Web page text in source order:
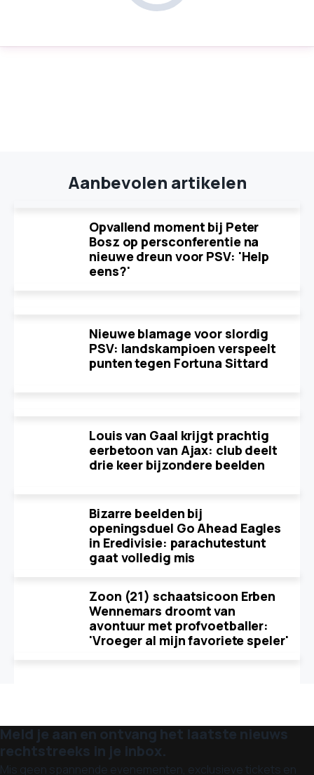
Aanbevolen artikelen
Opvallend moment bij Peter
Bosz op persconferentie na
nieuwe dreun voor PSV: 'Help
eens?'
Nieuwe blamage voor slordig
PSV: landskampioen verspeelt
punten tegen Fortuna Sittard
Louis van Gaal krijgt prachtig
eerbetoon van Ajax: club deelt
drie keer bijzondere beelden
Bizarre beelden bij
openingsduel Go Ahead Eagles
in Eredivisie: parachutestunt
gaat volledig mis
Zoon (21) schaatsicoon Erben
Wennemars droomt van
avontuur met profvoetballer:
'Vroeger al mijn favoriete speler'
Meld je aan en ontvang het laatste nieuws
rechtstreeks in je inbox.
Mis geen spannende evenementen, exclusieve tickets en